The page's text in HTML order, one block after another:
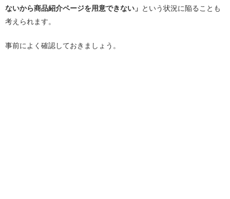
ないから商品紹介ページを用意できない」 という状況に陥ることも
考えられます。
事前によく確認しておきましょう。